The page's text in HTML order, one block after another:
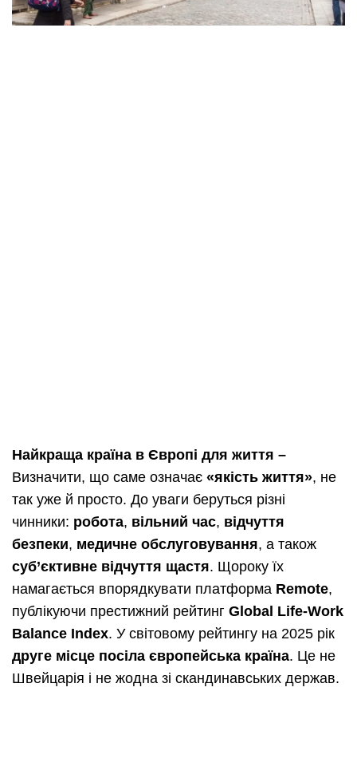
Найкраща країна в Європі для життя –
Визначити, що саме означає «якість життя», не
так уже й просто. До уваги беруться різні
чинники: робота, вільний час, відчуття
безпеки, медичне обслуговування, а також
суб’єктивне відчуття щастя. Щороку їх
намагається впорядкувати платформа Remote,
публікуючи престижний рейтинг Global Life-Work
Balance Index. У світовому рейтингу на 2025 рік
друге місце посіла європейська країна. Це не
Швейцарія і не жодна зі скандинавських держав.